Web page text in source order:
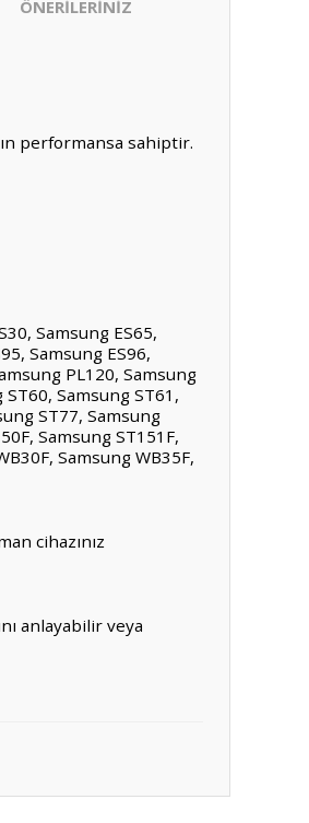
ÖNERİLERİNİZ
performansa sahiptir.
Samsung ES65,
Samsung ES96,
PL120, Samsung
Samsung ST61,
ST77, Samsung
Samsung ST151F,
Samsung WB35F,
cihazınız
anlayabilir veya